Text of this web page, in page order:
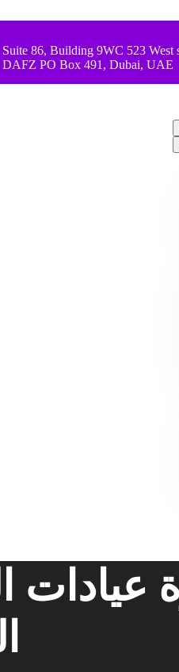
Suite 86, Building 9WC 523 West
DAFZ PO Box 491, Dubai, UAE